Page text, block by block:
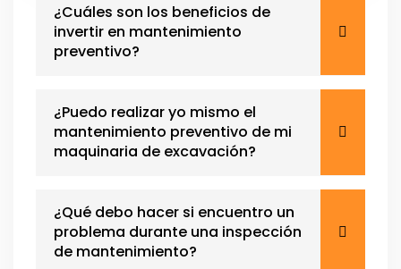
¿Cuáles son los beneficios de
invertir en mantenimiento
preventivo?
¿Puedo realizar yo mismo el
mantenimiento preventivo de mi
maquinaria de excavación?
¿Qué debo hacer si encuentro un
problema durante una inspección
de mantenimiento?